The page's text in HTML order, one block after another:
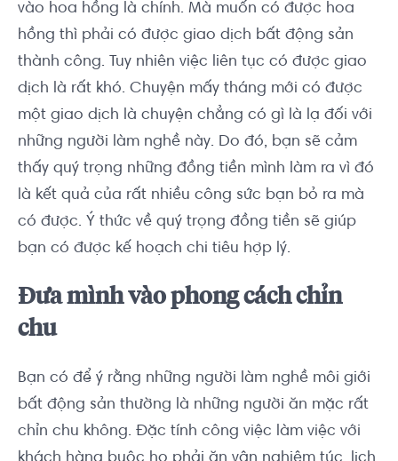
vào hoa hồng là chính. Mà muốn có được hoa
hồng thì phải có được giao dịch bất động sản
thành công. Tuy nhiên việc liên tục có được giao
dịch là rất khó. Chuyện mấy tháng mới có được
một giao dịch là chuyện chẳng có gì là lạ đối với
những người làm nghề này. Do đó, bạn sẽ cảm
thấy quý trọng những đồng tiền mình làm ra vì đó
là kết quả của rất nhiều công sức bạn bỏ ra mà
có được. Ý thức về quý trọng đồng tiền sẽ giúp
bạn có được kế hoạch chi tiêu hợp lý.
Đưa mình vào phong cách chỉn
chu
Bạn có để ý rằng những người làm nghề môi giới
bất động sản thường là những người ăn mặc rất
chỉn chu không. Đặc tính công việc làm việc với